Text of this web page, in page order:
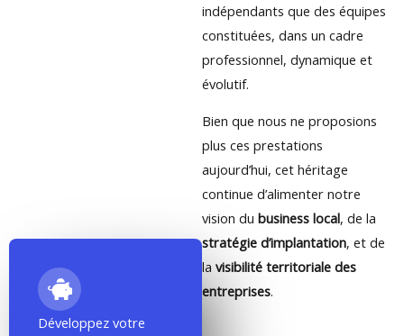
Développez votre
indépendants que des équipes
constituées, dans un cadre
professionnel, dynamique et
évolutif.
Bien que nous ne proposions
plus ces prestations
aujourd’hui, cet héritage
continue d’alimenter notre
vision du business local, de la
stratégie d’implantation, et de
la visibilité territoriale des
entreprises.